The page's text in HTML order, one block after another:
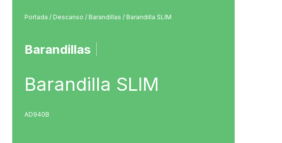
Portada / Descanso / Barandillas / Barandilla SLIM
Barandillas
Barandilla SLIM
AD940B